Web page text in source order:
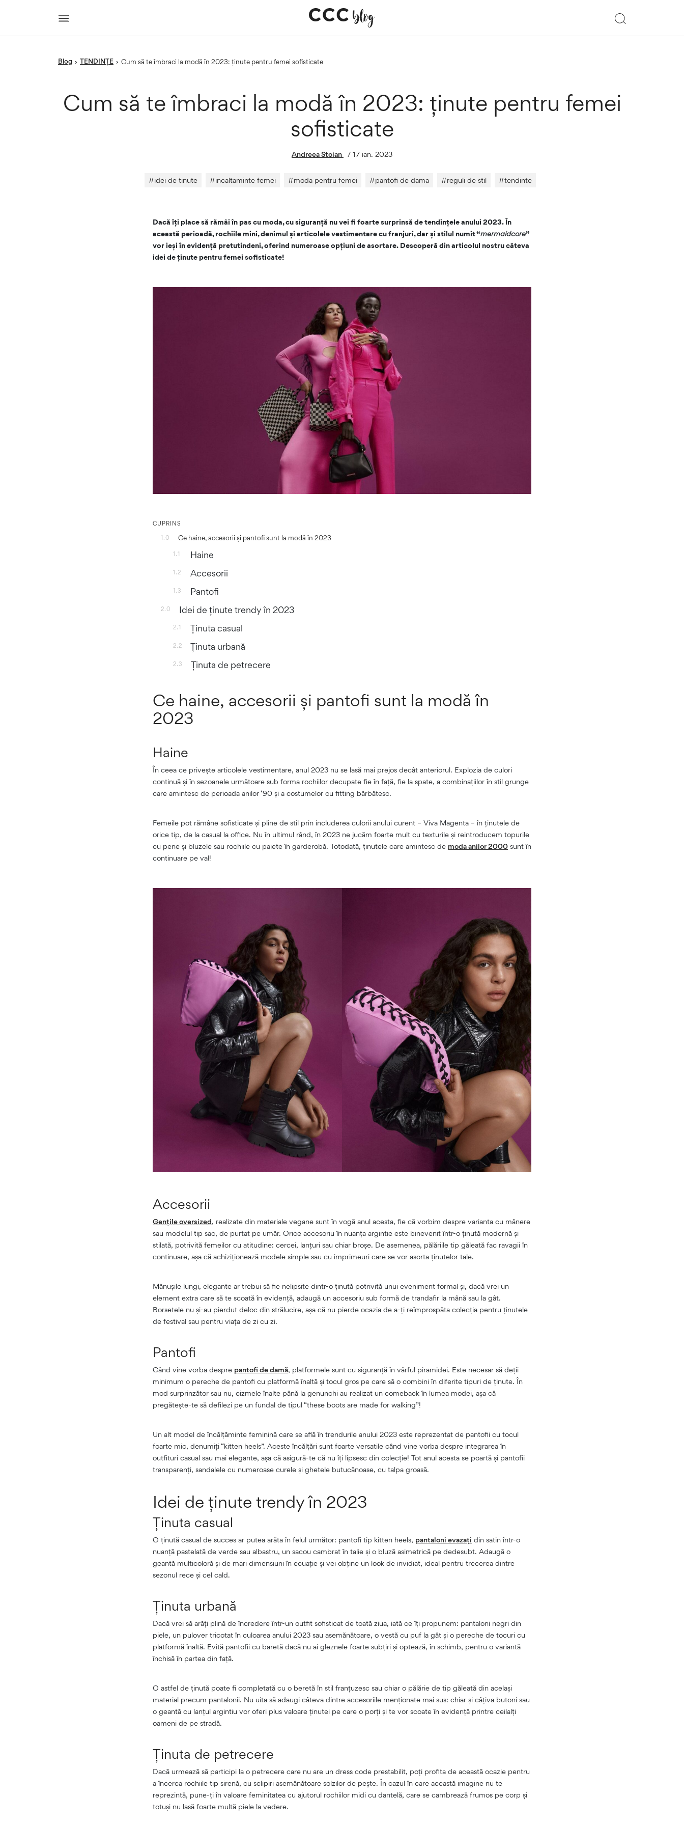
blog › TENDINȚE › Cum să te îmbraci la modă în 2023: ținute pentru femei sofisticate
Cum să te îmbraci la modă în 2023: ținute pentru femei
sofisticate
Andreea Stoian / 17 ian. 2023
#idei de tinute #incaltaminte femei #moda pentru femei #pantofi de dama #reguli de stil #tendinte
Dacă îți place să rămâi în pas cu moda, cu siguranță nu vei fi foarte surprinsă de tendințele anului 2023. În
această perioadă, rochiile mini, denimul și articolele vestimentare cu franjuri, dar și stilul numit “mermaidcore”
vor ieși în evidență pretutindeni, oferind numeroase opțiuni de asortare. Descoperă din articolul nostru câteva
idei de ținute pentru femei sofisticate!
CUPRINS
1.0
Ce haine, accesorii și pantofi sunt la modă în 2023
1.1 Haine
1.2 Accesorii
1.3 Pantofi
2.0 Idei de ținute trendy în 2023
2.1 Ținuta casual
2.2 Ținuta urbană
2.3 Ținuta de petrecere
Ce haine, accesorii și pantofi sunt la modă în
2023
Haine
În ceea ce privește articolele vestimentare, anul 2023 nu se lasă mai prejos decât anteriorul. Explozia de culori
continuă și în sezoanele următoare sub forma rochiilor decupate fie în față, fie la spate, a combinațiilor în stil grunge
care amintesc de perioada anilor ‘90 și a costumelor cu fitting bărbătesc.
Femeile pot rămâne sofisticate și pline de stil prin includerea culorii anului curent – Viva Magenta – în ținutele de
orice tip, de la casual la office. Nu în ultimul rând, în 2023 ne jucăm foarte mult cu texturile și reintroducem topurile
cu pene și bluzele sau rochiile cu paiete în garderobă. Totodată, ținutele care amintesc de moda anilor 2000 sunt în
continuare pe val!
Accesorii
Gențile oversized, realizate din materiale vegane sunt în vogă anul acesta, fie că vorbim despre varianta cu mânere
sau modelul tip sac, de purtat pe umăr. Orice accesoriu în nuanța argintie este binevenit într-o ținută modernă și
stilată, potrivită femeilor cu atitudine: cercei, lanțuri sau chiar broșe. De asemenea, pălăriile tip găleată fac ravagii în
continuare, așa că achiziționează modele simple sau cu imprimeuri care se vor asorta ținutelor tale.
Mănușile lungi, elegante ar trebui să fie nelipsite dintr-o ținută potrivită unui eveniment formal și, dacă vrei un
element extra care să te scoată în evidență, adaugă un accesoriu sub formă de trandafir la mână sau la gât.
Borsetele nu și-au pierdut deloc din strălucire, așa că nu pierde ocazia de a-ți reîmprospăta colecția pentru ținutele
de festival sau pentru viața de zi cu zi.
Pantofi
Când vine vorba despre pantofi de damă, platformele sunt cu siguranță în vârful piramidei. Este necesar să deții
minimum o pereche de pantofi cu platformă înaltă și tocul gros pe care să o combini în diferite tipuri de ținute. În
mod surprinzător sau nu, cizmele înalte până la genunchi au realizat un comeback în lumea modei, așa că
pregătește-te să defilezi pe un fundal de tipul “these boots are made for walking”!
Un alt model de încălțăminte feminină care se află în trendurile anului 2023 este reprezentat de pantofii cu tocul
foarte mic, denumiți “kitten heels”. Aceste încălțări sunt foarte versatile când vine vorba despre integrarea în
outfituri casual sau mai elegante, așa că asigură-te că nu îți lipsesc din colecție! Tot anul acesta se poartă și pantofii
transparenți, sandalele cu numeroase curele și ghetele butucănoase, cu talpa groasă.
Idei de ținute trendy în 2023
Ținuta casual
O ținută casual de succes ar putea arăta în felul următor: pantofi tip kitten heels, pantaloni evazați din satin într-o
nuanță pastelată de verde sau albastru, un sacou cambrat în talie și o bluză asimetrică pe dedesubt. Adaugă o
geantă multicoloră și de mari dimensiuni în ecuație și vei obține un look de invidiat, ideal pentru trecerea dintre
sezonul rece și cel cald.
Ținuta urbană
Dacă vrei să arăți plină de încredere într-un outfit sofisticat de toată ziua, iată ce îți propunem: pantaloni negri din
piele, un pulover tricotat în culoarea anului 2023 sau asemănătoare, o vestă cu puf la gât și o pereche de tocuri cu
platformă înaltă. Evită pantofii cu baretă dacă nu ai gleznele foarte subțiri și optează, în schimb, pentru o variantă
închisă în partea din față.
O astfel de ținută poate fi completată cu o beretă în stil franțuzesc sau chiar o pălărie de tip găleată din același
material precum pantalonii. Nu uita să adaugi câteva dintre accesoriile menționate mai sus: chiar și câțiva butoni sau
o geantă cu lanțul argintiu vor oferi plus valoare ținutei pe care o porți și te vor scoate în evidență printre ceilalți
oameni de pe stradă.
Ținuta de petrecere
Dacă urmează să participi la o petrecere care nu are un dress code prestabilit, poți profita de această ocazie pentru
a încerca rochiile tip sirenă, cu sclipiri asemănătoare solzilor de pește. În cazul în care această imagine nu te
reprezintă, pune-ți în valoare feminitatea cu ajutorul rochiilor midi cu dantelă, care se cambrează frumos pe corp și
totuși nu lasă foarte multă piele la vedere.